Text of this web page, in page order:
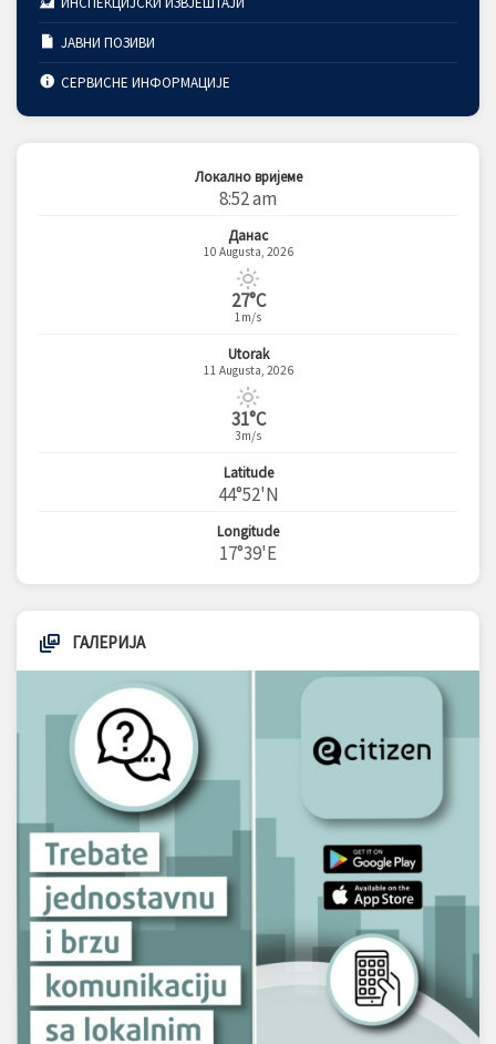
ЈАВНИ ПОЗИВИ
СЕРВИСНЕ ИНФОРМАЦИЈЕ
Локално вријеме
8:52 am
Данас
10 Augusta, 2026
27°C
1m/s
Utorak
11 Augusta, 2026
31°C
3m/s
Latitude
44°52'N
Longitude
17°39'E
ГАЛЕРИЈА